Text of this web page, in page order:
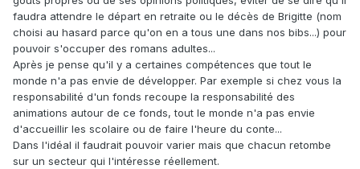
faudra attendre le départ en retraite ou le décès de Brigitte (nom
choisi au hasard parce qu'on en a tous une dans nos bibs...) pour
pouvoir s'occuper des romans adultes...
Après je pense qu'il y a certaines compétences que tout le
monde n'a pas envie de développer. Par exemple si chez vous la
responsabilité d'un fonds recoupe la responsabilité des
animations autour de ce fonds, tout le monde n'a pas envie
d'accueillir les scolaire ou de faire l'heure du conte...
Dans l'idéal il faudrait pouvoir varier mais que chacun retombe
sur un secteur qui l'intéresse réellement.